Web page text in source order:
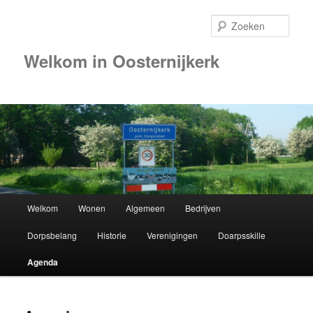
Welkom in Oosternijkerk
Spring
naar
de
Welkom Wonen Algemeen Bedrijven
Dorpsbelang Historie Verenigingen Doarpsskille
Agenda
01:00
02:00
03:00
01:00
Ropta
Boys
26ste
crossloo
p